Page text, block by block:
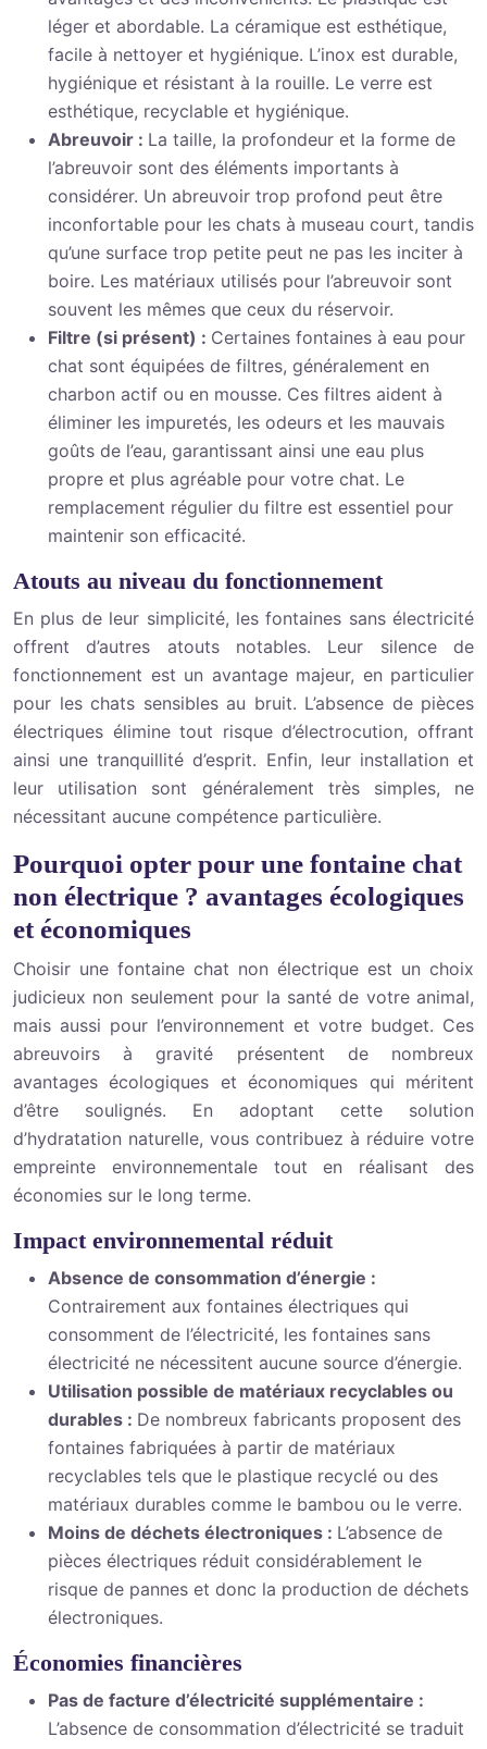
léger et abordable. La céramique est esthétique,
facile à nettoyer et hygiénique. L’inox est durable,
hygiénique et résistant à la rouille. Le verre est
esthétique, recyclable et hygiénique.
Abreuvoir : La taille, la profondeur et la forme de
l’abreuvoir sont des éléments importants à
considérer. Un abreuvoir trop profond peut être
inconfortable pour les chats à museau court, tandis
qu’une surface trop petite peut ne pas les inciter à
boire. Les matériaux utilisés pour l’abreuvoir sont
souvent les mêmes que ceux du réservoir.
Filtre (si présent) : Certaines fontaines à eau pour
chat sont équipées de filtres, généralement en
charbon actif ou en mousse. Ces filtres aident à
éliminer les impuretés, les odeurs et les mauvais
goûts de l’eau, garantissant ainsi une eau plus
propre et plus agréable pour votre chat. Le
remplacement régulier du filtre est essentiel pour
maintenir son efficacité.
Atouts au niveau du fonctionnement
En plus de leur simplicité, les fontaines sans électricité
offrent d’autres atouts notables. Leur silence de
fonctionnement est un avantage majeur, en particulier
pour les chats sensibles au bruit. L’absence de pièces
électriques élimine tout risque d’électrocution, offrant
ainsi une tranquillité d’esprit. Enfin, leur installation et
leur utilisation sont généralement très simples, ne
nécessitant aucune compétence particulière.
Pourquoi opter pour une fontaine chat
non électrique ? avantages écologiques
et économiques
Choisir une fontaine chat non électrique est un choix
judicieux non seulement pour la santé de votre animal,
mais aussi pour l’environnement et votre budget. Ces
abreuvoirs à gravité présentent de nombreux
avantages écologiques et économiques qui méritent
d’être soulignés. En adoptant cette solution
d’hydratation naturelle, vous contribuez à réduire votre
empreinte environnementale tout en réalisant des
économies sur le long terme.
Impact environnemental réduit
Absence de consommation d’énergie :
Contrairement aux fontaines électriques qui
consomment de l’électricité, les fontaines sans
électricité ne nécessitent aucune source d’énergie.
Utilisation possible de matériaux recyclables ou
durables : De nombreux fabricants proposent des
fontaines fabriquées à partir de matériaux
recyclables tels que le plastique recyclé ou des
matériaux durables comme le bambou ou le verre.
Moins de déchets électroniques : L’absence de
pièces électriques réduit considérablement le
risque de pannes et donc la production de déchets
électroniques.
Économies financières
Pas de facture d’électricité supplémentaire :
L’absence de consommation d’électricité se traduit